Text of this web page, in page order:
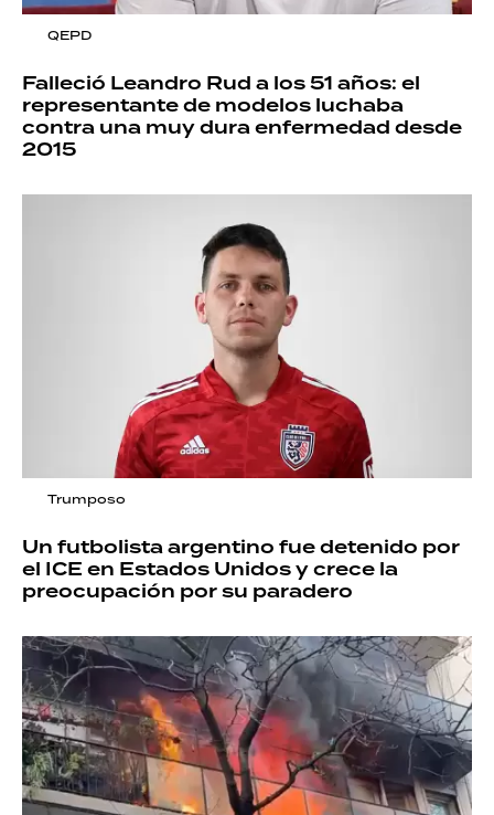
QEPD
Falleció Leandro Rud a los 51 años: el
representante de modelos luchaba
contra una muy dura enfermedad desde
2015
Trumposo
Un futbolista argentino fue detenido por
el ICE en Estados Unidos y crece la
preocupación por su paradero